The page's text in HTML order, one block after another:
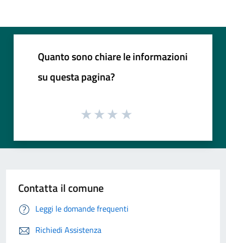
Quanto sono chiare le informazioni
su questa pagina?
Contatta il comune
Leggi le domande frequenti
Richiedi Assistenza